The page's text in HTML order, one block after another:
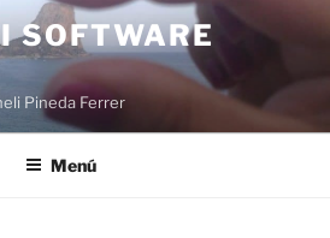
SOFTWARE
Pineda Ferrer
Menú